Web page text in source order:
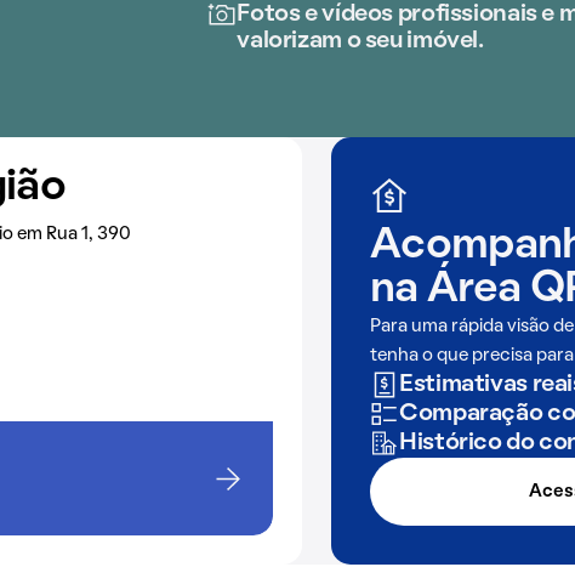
Fotos e vídeos profissionais e
valorizam o seu imóvel.
em Rua 1, 390
naÁrea
Para uma rápida visão
tenha o que precisa
Estimativas
Comparação
Histórico do